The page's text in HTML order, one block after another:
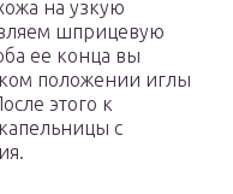
на узкую
шприцевую
ее конца вы
положении иглы
этого к
с